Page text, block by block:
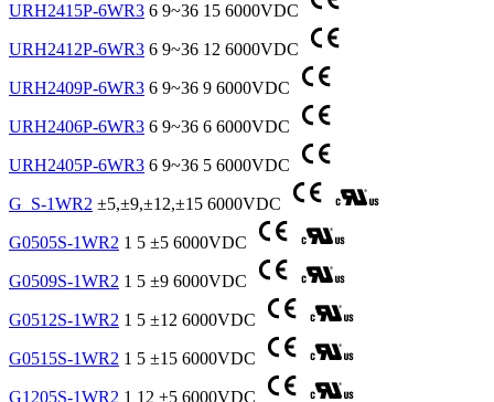
URH2415P-6WR3 6 9~36 15 6000VDC
URH2412P-6WR3 6 9~36 12 6000VDC
URH2409P-6WR3 6 9~36 9 6000VDC
URH2406P-6WR3 6 9~36 6 6000VDC
URH2405P-6WR3 6 9~36 5 6000VDC
G_S-1WR2 ±5,±9,±12,±15 6000VDC
G0505S-1WR2 1 5 ±5 6000VDC
G0509S-1WR2 1 5 ±9 6000VDC
G0512S-1WR2 1 5 ±12 6000VDC
G0515S-1WR2 1 5 ±15 6000VDC
G1205S-1WR2 1 12 ±5 6000VDC